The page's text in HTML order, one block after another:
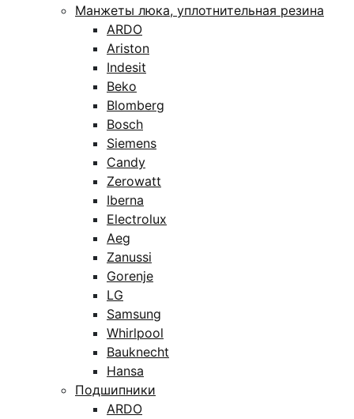
Манжеты люка, уплотнительная резина
ARDO
Ariston
Indesit
Beko
Blomberg
Bosch
Siemens
Candy
Zerowatt
Iberna
Electrolux
Aeg
Zanussi
Gorenje
LG
Samsung
Whirlpool
Bauknecht
Hansa
Подшипники
ARDO